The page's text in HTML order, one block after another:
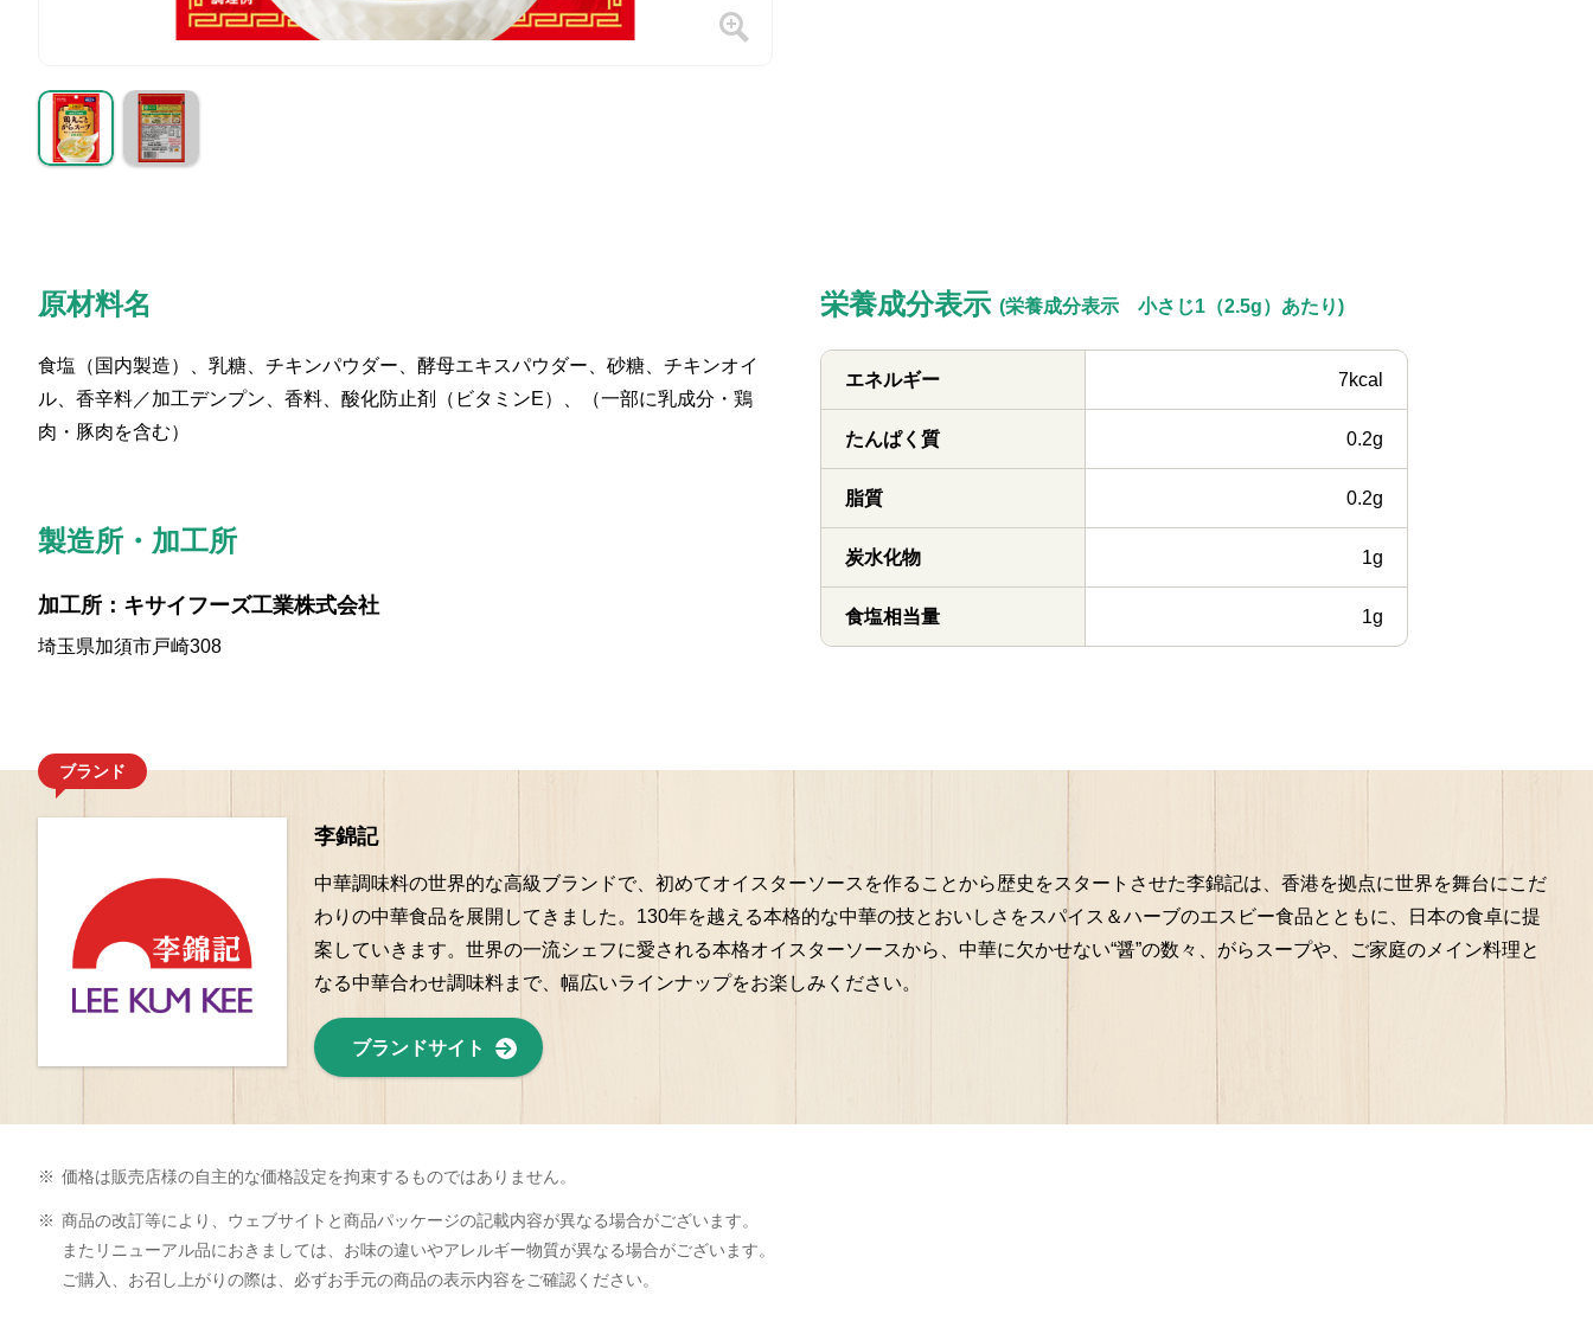
原材料名
食塩（国内製造）、乳糖、チキンパウダー、酵母エキスパウダー、砂糖、チキンオイ
ル、香辛料／加工デンプン、香料、酸化防止剤（ビタミンE）、（一部に乳成分・鶏
肉・豚肉を含む）
製造所・加工所
加工所：キサイフーズ工業株式会社
埼玉県加須市戸崎308
栄養成分表示 (栄養成分表示 小さじ1（2.5g）あたり)
エネルギー 7kcal
たんぱく質 0.2g
脂質 0.2g
炭水化物 1g
食塩相当量 1g
ブランド
李錦記
中華調味料の世界的な高級ブランドで、初めてオイスターソースを作ることから歴史をスタートさせた李錦記は、香港を拠点に世界を舞台にこだ
わりの中華食品を展開してきました。130年を越える本格的な中華の技とおいしさをスパイス＆ハーブのエスビー食品とともに、日本の食卓に提
案していきます。世界の一流シェフに愛される本格オイスターソースから、中華に欠かせない“醤”の数々、がらスープや、ご家庭のメイン料理と
なる中華合わせ調味料まで、幅広いラインナップをお楽しみください。
ブランドサイト
※ 価格は販売店様の自主的な価格設定を拘束するものではありません。
※ 商品の改訂等により、ウェブサイトと商品パッケージの記載内容が異なる場合がございます。
またリニューアル品におきましては、お味の違いやアレルギー物質が異なる場合がございます。
ご購入、お召し上がりの際は、必ずお手元の商品の表示内容をご確認ください。